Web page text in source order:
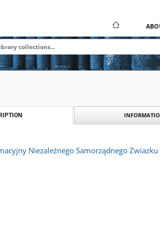
Niezależnego Samorządnego